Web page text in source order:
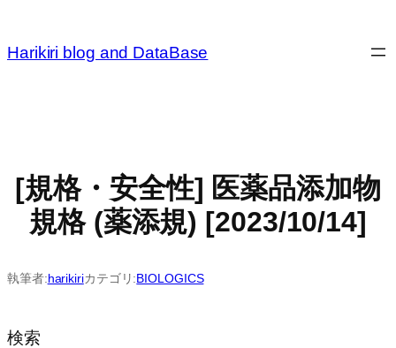
を
Harikiri blog and DataBase
[規格・安全性] 医薬品添加物
規格 (薬添規) [2023/10/14]
執筆者:harikiriカテゴリ:BIOLOGICS
検索